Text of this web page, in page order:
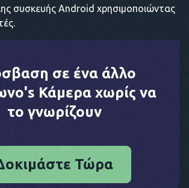
συσκευής Android χρησιμοποιώντας
σε ένα άλλο
Κάμερα χωρίς να
το γνωρίζουν
Τώρα